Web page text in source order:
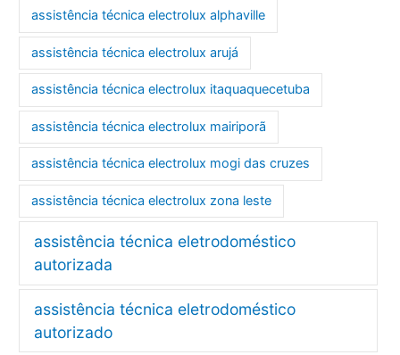
assistência técnica electrolux alphaville
assistência técnica electrolux arujá
assistência técnica electrolux itaquaquecetuba
assistência técnica electrolux mairiporã
assistência técnica electrolux mogi das cruzes
assistência técnica electrolux zona leste
assistência técnica eletrodoméstico
autorizada
assistência técnica eletrodoméstico
autorizado